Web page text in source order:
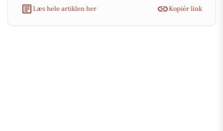
Læs hele artiklen her
Kopiér link